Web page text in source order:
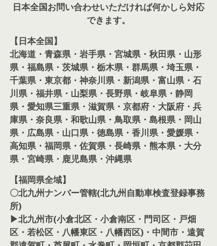
日本全国お問い合わせいただければ何かしら対応
できます。
【日本全国】
北海道・青森県・岩手県・宮城県・秋田県・山形
県・福島県・茨城県・栃木県・群馬県・埼玉県・
千葉県・東京都・神奈川県・新潟県・富山県・石
川県・福井県・山梨県・長野県・岐阜県・静岡
県・愛知県三重県・滋賀県・京都府・大阪府・兵
庫県・奈良県・和歌山県・鳥取県・島根県・岡山
県・広島県・山口県・徳島県・香川県・愛媛県・
高知県・福岡県・佐賀県・長崎県・熊本県・大分
県・宮崎県・鹿児島県・沖縄県
【福岡県全域】
〇北九州ナンバー管轄(北九州自動車検査登録事務
所)
▶北九州市(小倉北区・小倉南区・門司区・戸畑
区・若松区・八幡東区・八幡西区)・中間市・遠賀